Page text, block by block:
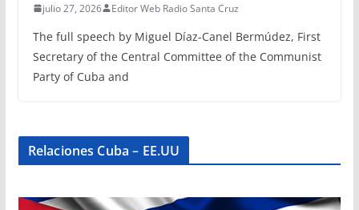
julio 27, 2026 Editor Web Radio Santa Cruz
The full speech by Miguel Díaz-Canel Bermúdez, First
Secretary of the Central Committee of the Communist
Party of Cuba and
Relaciones Cuba – EE.UU